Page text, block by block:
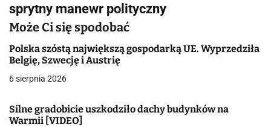
g
a
c
a
sprytny manewr polityczny
Może Ci się spodobać
Polska szóstą największą gospodarką UE. Wyprzedziła
Belgię, Szwecję i Austrię
6 sierpnia 2026
Silne gradobicie uszkodziło dachy budynków na
Warmii [VIDEO]